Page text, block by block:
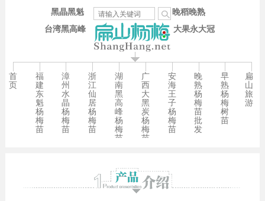
台湾黑高峰
晚稻晚熟
大果永大冠
黑晶黑魁
首
页
福
建
东
魁
杨
梅
苗
漳
州
水
晶
杨
梅
苗
浙
江
仙
居
杨
梅
苗
湖
南
黑
高
峰
杨
梅
苗
广
西
大
黑
炭
杨
梅
苗
安
海
王
子
杨
梅
苗
晚
熟
杨
梅
苗
批
发
早
熟
杨
梅
树
苗
扁
山
旅
游